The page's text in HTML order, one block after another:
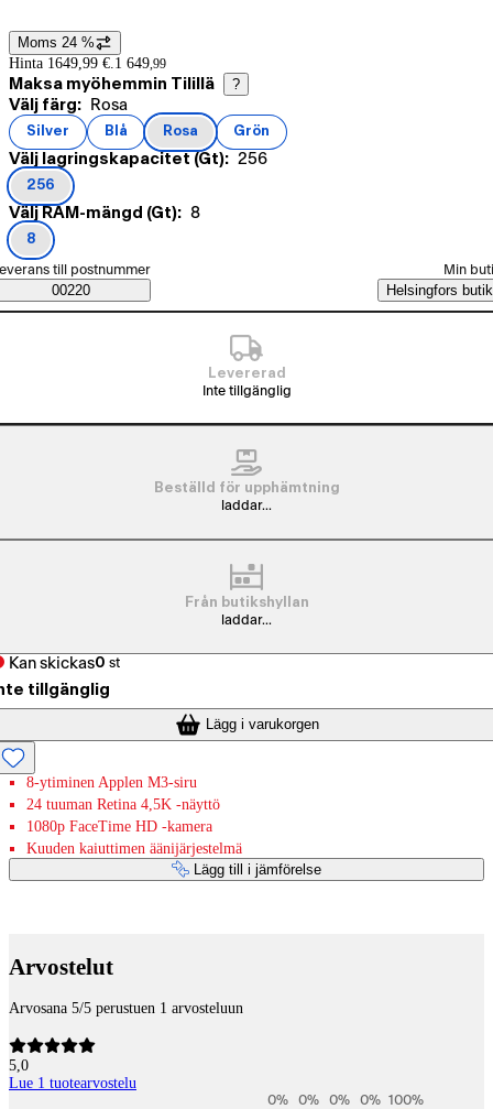
Prisinformation
Moms 24 %
Hinta 1649,99 €. 1 649,99
Maksa myöhemmin Tilillä ?
Produktvarianter
Välj färg: Nuvarande val Rosa
Rosa
Silver
(färg )
Blå
(färg)
Rosa
( färg
Grön
(färg
Välj lagringskapacitet (Gt): Nuvarande val 256
256
256
(lagringskapacitet (Gt)
Välj RAM-mängd (Gt): Nuvarande val 8
8
8
(RAM-mängd (Gt)
Saatavuustiedot
beställningssätt
till postnummer
00220
Min
Helsingfors butik
Levererad
Inte tillgänglig
Beställd för upphämtning
laddar...
Från butikshyllan
laddar...
Kan skickas0 st
tillgänglig
Lägg i varukorgen
8-ytiminen Applen M3-siru
24 tuuman Retina 4,5K -näyttö
1080p FaceTime HD ‐kamera
Kuuden kaiuttimen äänijärjestelmä
Lägg till i jämförelse
Arvostelut
Arvosana 5/5 perustuen 1 arvosteluun
5,0
Lue 1 tuotearvostelu
0% 0% 0% 0% 100%